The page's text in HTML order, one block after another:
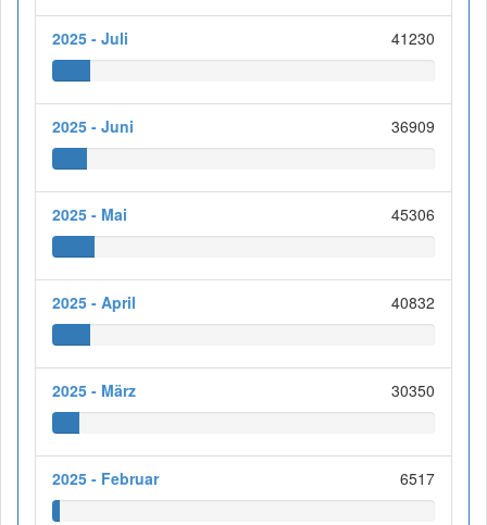
2025 - Juli 41230
2025 - Juni 36909
2025 - Mai 45306
2025 - April 40832
2025 - März 30350
2025 - Februar 6517